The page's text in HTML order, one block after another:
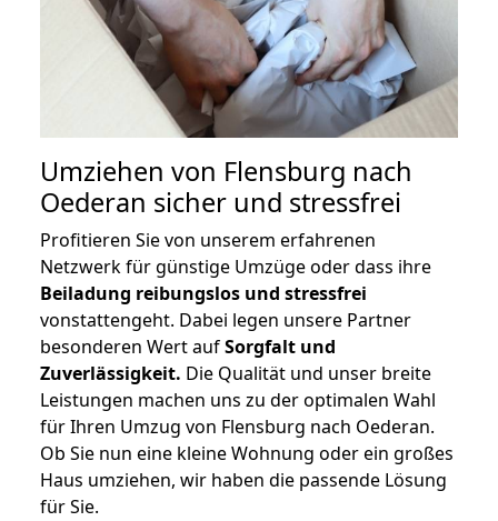
Umziehen von Flensburg nach
Oederan sicher und stressfrei
Profitieren Sie von unserem erfahrenen
Netzwerk für günstige Umzüge oder dass ihre
Beiladung reibungslos und stressfrei
vonstattengeht. Dabei legen unsere Partner
besonderen Wert aufSorgfalt und
Zuverlässigkeit. Die Qualität und unser breite
Leistungen machen uns zu der optimalen Wahl
für Ihren Umzug von Flensburg nach Oederan.
Ob Sie nun eine kleine Wohnung oder ein großes
Haus umziehen, wir haben die passende Lösung
für Sie.